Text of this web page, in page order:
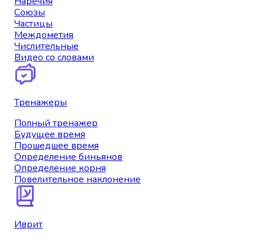
Союзы
Частицы
Междометия
Числительные
Видео со словами
Тренажеры
Полный тренажер
Будущее время
Прошедшее время
Определение биньянов
Определение корня
Повелительное наклонение
Иврит